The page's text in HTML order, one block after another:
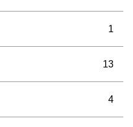
1
13
4